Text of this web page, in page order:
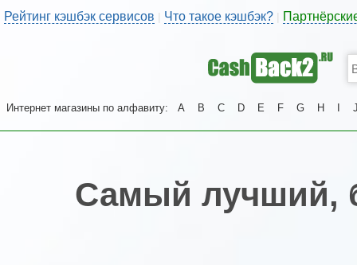
Рейтинг кэшбэк сервисов | Что такое кэшбэк?
Интернет магазины по алфавиту: A B C D E F G H
Самый лучший,